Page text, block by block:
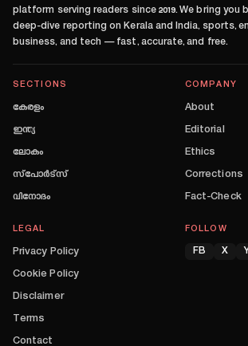
platform serving readers since 2019. We bring you
deep-dive reporting on Kerala and India, sports,
business, and tech — fast, accurate, and free.
SECTIONS
കേരളം
ഇന്ത്യ
ലോകം
സ്പോർട്സ്
വിനോദം
COMPANY
About
Editorial
Ethics
Corrections
Fact-Check
LEGAL
Privacy Policy
Cookie Policy
Disclaimer
Terms
Contact
FOLLOW
FB X